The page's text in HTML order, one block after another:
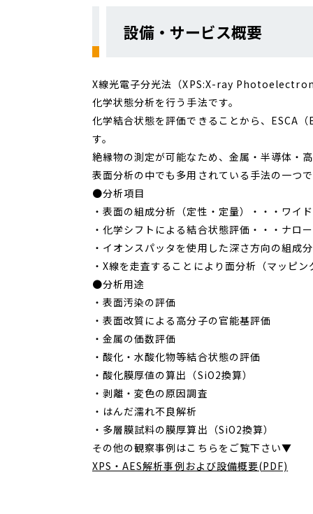
設備・サービス概要
X線光電子分光法（XPS:X-ray
化学状態分析を行う手法です。
化学結合状態を評価できることから、
す。
絶縁物の測定が可能なため、金属・半導体・
表面分析の中でも多用されている手法の一つ
●分析項目
・表面の組成分析（定性・定量）・・・ワイ
・化学シフトによる結合状態評価・・・ナロ
・イオンスパッタを使用した深さ方向の組成
・X線を走査することにより面分析（マッピ
●分析用途
・表面汚染の評価
・表面改質による高分子の官能基評価
・金属の価数評価
・酸化・水酸化物等結合状態の評価
・酸化膜厚値の算出（SiO2換算）
・剥離・変色の原因調査
・はんだ濡れ不良解析
・多層膜試料の膜厚算出（SiO2換算）
その他の観察事例はこちらをご覧下さい▼
XPS・AES解析事例および設備概要(PDF)